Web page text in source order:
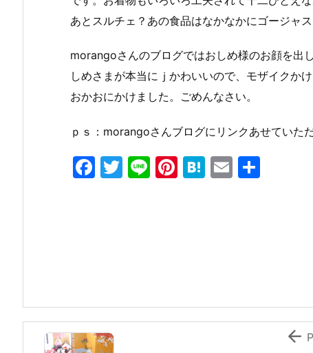
あとスルチェ？あの食品はなかなかにゴージャ
morangoさんのブログではおしめ様のお顔を出
しめさまが本当にｊかわいいので、モザイクか
おかおにかけました。ごめんなさい。
ｐｓ：morangoさんブログにリンクあせていた
F
k
T
Li Pi H
E
